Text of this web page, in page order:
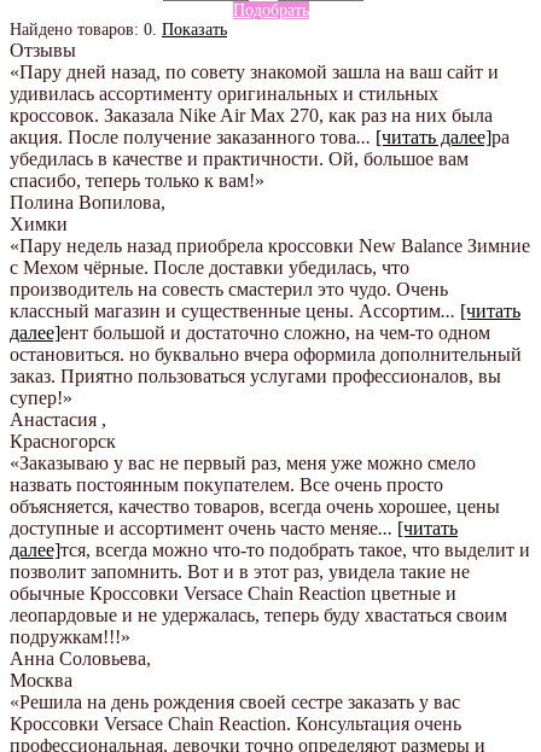
Подобрать
Найдено товаров: 0. Показать
Отзывы
«Пару дней назад, по совету знакомой зашла на ваш сайт и
удивилась ассортименту оригинальных и стильных
кроссовок. Заказала Nike Air Max 270, как раз на них была
акция. После получение заказанного това... [читать далее]ра
убедилась в качестве и практичности. Ой, большое вам
спасибо, теперь только к вам!»
Полина Вопилова,
Химки
«Пару недель назад приобрела кроссовки New Balance Зимние
с Мехом чёрные. После доставки убедилась, что
производитель на совесть смастерил это чудо. Очень
классный магазин и существенные цены. Ассортим... [читать
далее]ент большой и достаточно сложно, на чем-то одном
остановиться. но буквально вчера оформила дополнительный
заказ. Приятно пользоваться услугами профессионалов, вы
супер!»
Анастасия ,
Красногорск
«Заказываю у вас не первый раз, меня уже можно смело
назвать постоянным покупателем. Все очень просто
объясняется, качество товаров, всегда очень хорошее, цены
доступные и ассортимент очень часто меняе... [читать
далее]тся, всегда можно что-то подобрать такое, что выделит и
позволит запомнить. Вот и в этот раз, увидела такие не
обычные Кроссовки Versace Chain Reaction цветные и
леопардовые и не удержалась, теперь буду хвастаться своим
подружкам!!!»
Анна Соловьева,
Москва
«Решила на день рождения своей сестре заказать у вас
Кроссовки Versace Chain Reaction. Консультация очень
профессиональная, девочки точно определяют размеры и